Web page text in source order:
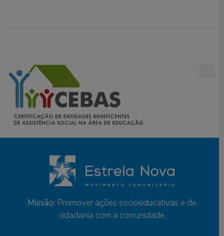
Missão: Promover ações socioeducativas e de
cidadania com a comunidade.